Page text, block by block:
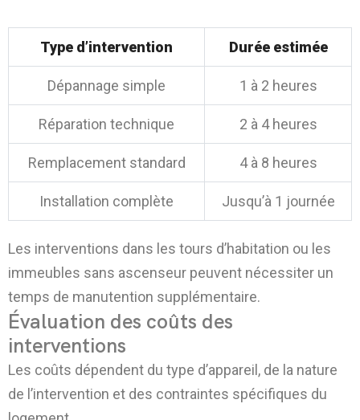
Type d’intervention Durée estimée
Dépannage simple 1 à 2 heures
Réparation technique 2 à 4 heures
Remplacement standard 4 à 8 heures
Installation complète Jusqu’à 1 journée
Les interventions dans les tours d’habitation ou les
immeubles sans ascenseur peuvent nécessiter un
temps de manutention supplémentaire.
Évaluation des coûts des
interventions
Les coûts dépendent du type d’appareil, de la nature
de l’intervention et des contraintes spécifiques du